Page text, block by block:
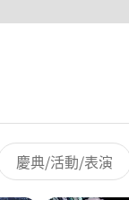
慶典/活動/表演